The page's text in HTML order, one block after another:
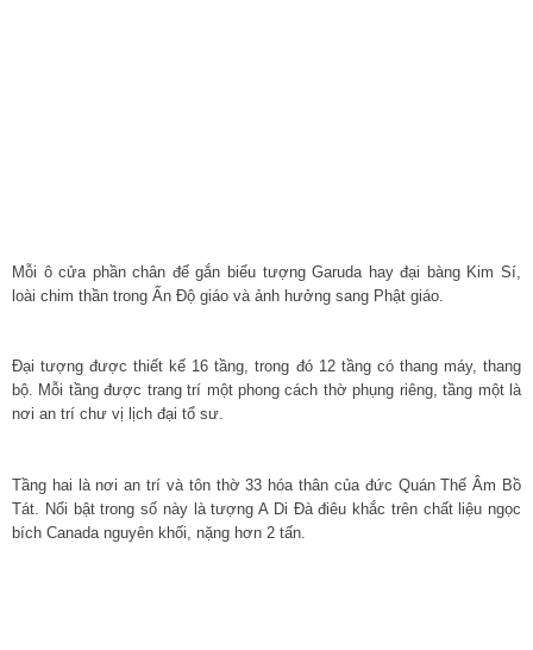
Mỗi ô cửa phần chân đế gắn biểu tượng Garuda hay đại bàng Kim Sí,
loài chim thần trong Ấn Độ giáo và ảnh hưởng sang Phật giáo.
Đại tượng được thiết kế 16 tầng, trong đó 12 tầng có thang máy, thang
bộ. Mỗi tầng được trang trí một phong cách thờ phụng riêng, tầng một là
nơi an trí chư vị lịch đại tổ sư.
Tầng hai là nơi an trí và tôn thờ 33 hóa thân của đức Quán Thế Âm Bồ
Tát. Nổi bật trong số này là tượng A Di Đà điêu khắc trên chất liệu ngọc
bích Canada nguyên khối, nặng hơn 2 tấn.